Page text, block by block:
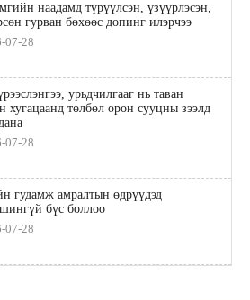
наадамд түрүүлсэн, үзүүрлэсэн,
гурван бөхөөс допинг илэрчээ
07-28
урьдчилгааг нь таван
хугацаанд төлбөл орон сууцны зээлд
07-28
гудамж амралтын өдрүүдэд
бүс боллоо
07-28